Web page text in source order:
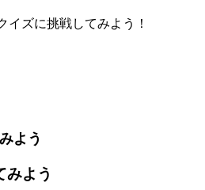
イズに挑戦してみよう！
よう
みよう